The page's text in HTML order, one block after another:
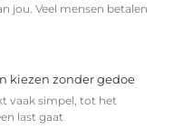
jou. Veel mensen betalen
kiezen zonder gedoe
vaak simpel, tot het
last gaat